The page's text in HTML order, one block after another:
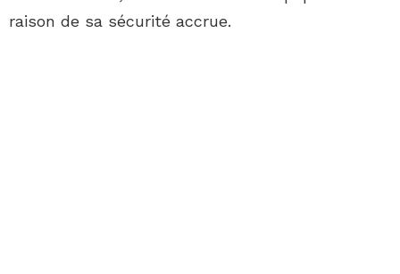
raison de sa sécurité accrue.